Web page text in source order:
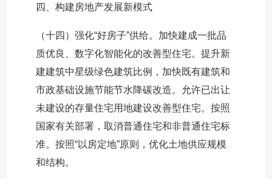
四、构建房地产发展新模式
（十四）强化“好房子”供给。加快建成一批品
质优良、数字化智能化的改善型住宅。提升新
建建筑中星级绿色建筑比例，加快既有建筑和
市政基础设施节能节水降碳改造。允许已出让
未建设的存量住宅用地建设改善型住宅。按照
国家有关部署，取消普通住宅和非普通住宅标
准。按照“以房定地”原则，优化土地供应规模
和结构。